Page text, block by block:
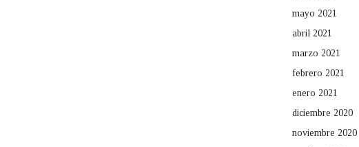
mayo 2021
abril 2021
marzo 2021
febrero 2021
enero 2021
diciembre 2020
noviembre 2020